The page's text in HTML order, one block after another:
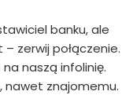
banku, ale
zerwij połączenie.
naszą infolinię.
nawet znajomemu.